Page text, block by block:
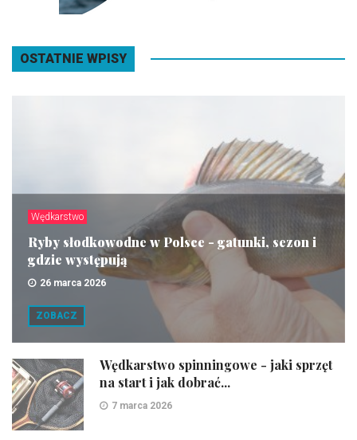
OSTATNIE WPISY
Wędkarstwo
Ryby słodkowodne w Polsce - gatunki, sezon i
gdzie występują
26 marca 2026
ZOBACZ
Wędkarstwo spinningowe - jaki sprzęt
na start i jak dobrać...
7 marca 2026